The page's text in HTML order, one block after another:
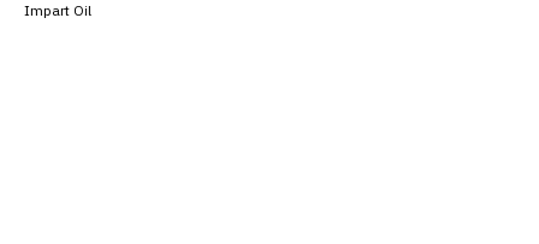
Impart Oil